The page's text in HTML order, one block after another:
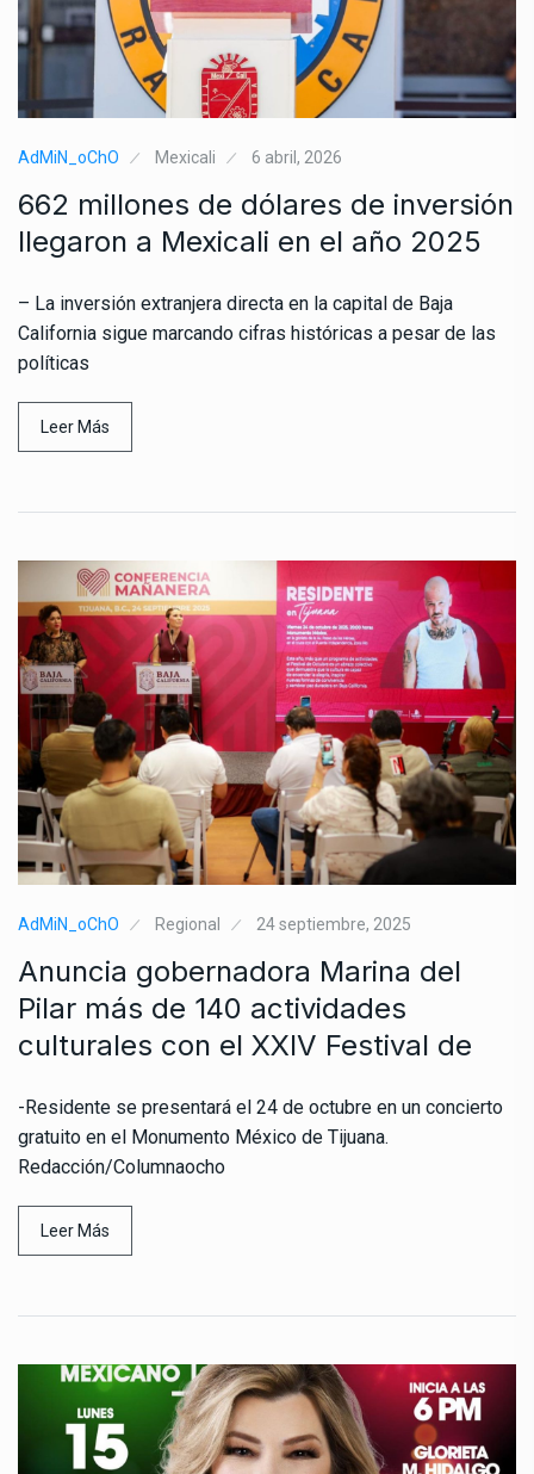
AdMiN_oChO Mexicali 6 abril, 2026
662 millones de dólares de inversión
llegaron a Mexicali en el año 2025
– La inversión extranjera directa en la capital de Baja
California sigue marcando cifras históricas a pesar de las
políticas
Leer Más
AdMiN_oChO Regional 24 septiembre, 2025
Anuncia gobernadora Marina del
Pilar más de 140 actividades
culturales con el XXIV Festival de
-Residente se presentará el 24 de octubre en un concierto
gratuito en el Monumento México de Tijuana.
Redacción/Columnaocho
Leer Más